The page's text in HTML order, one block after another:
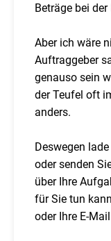
Beträge bei
Aber ich wäre
Auftraggeber
genauso sein
der Teufel oft
anders.
Deswegen
oder senden
über Ihre
für Sie tun
oder Ihre E-